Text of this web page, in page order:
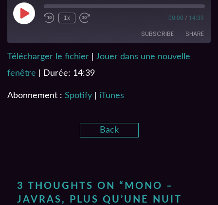
1x 00:00 / 14:39
SUBSCRIBE SHARE
RSS FEED
Télécharger le fichier
Jouer dans une nouvelle
fenêtre
Durée: 14:39
Abonnement : Spotify iTunes
Back
3 THOUGHTS ON “ MONO –
JAVRAS, PLUS QU’UNE NUIT